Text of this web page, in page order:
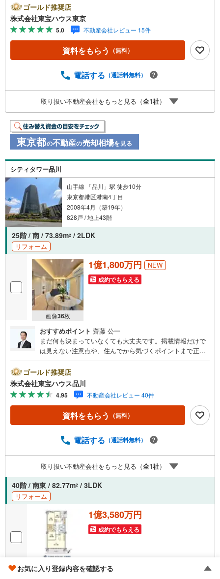
ayボーナスライトがもらえる「Yahoo！ 不動産 物件ご成約
キャンペーン」の対象になります。「資料をもらう」「見
学予約をする」ボタンからお問い合わせください。※必ずY
ahoo！ JAPAN IDでログインしてください。※PayPayボー
ナスライトは出金と譲渡はできません。ご案内・詳細な資
料のご請求はお気軽にどうぞ♪お電話でのお問い合わせも
ゴールド推奨店
株式会社東宝ハウス東京
5.0 不動産会社レビュー 15件
資料をもらう （無料）
電話する （通話料無料）
取り扱い不動産会社をもっと見る（全1社）
東京都の不動産の売却相場を見る
シティタワー品川
山手線 「品川」駅 徒歩10分
東京都港区港南4丁目
2008年4月（築19年）
828戸 / 地上43階
25階 / 南 / 73.89m2 / 2LDK
リフォーム
画像36枚
1億1,800万円 NEW
成約でもらえる
おすすめポイント 齋藤 公一
まだ何も決まっていなくても大丈夫です。掲載情報だけで
は見えない注意点や、住んでから気づくポイントまで正直
とも包み隠さずお伝えし、「納得して選ぶ」ためのサポー
トを大切にしています。現地でしか分からないリアルな情
報も含めて、一緒に後悔しない住まい探しを進めていきま
しょう。まずはお気軽にご相談ください。【Yahoo！ 不動
産キャンペーン対象店舗】当店で物件を成約するとPayPay
ボーナスライトがもらえる「Yahoo！ 不動産 物件ご成約キ
予約をする」ボタンからお問い合わせください。※必ずYah
のご請求はお気軽にどうぞ♪お電話でのお問い合わせも常
時受け付けております！お気軽にお問い合わせください。
ゴールド推奨店
株式会社東宝ハウス品川
4.95 不動産会社レビュー 40件
資料をもらう （無料）
電話する （通話料無料）
取り扱い不動産会社をもっと見る（全1社）
40階 / 南東 / 82.77m2 / 3LDK
リフォーム
画像19枚
1億3,580万円
成約でもらえる
お気に入り登録内容を確認する